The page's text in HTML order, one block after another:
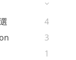
4
3
1